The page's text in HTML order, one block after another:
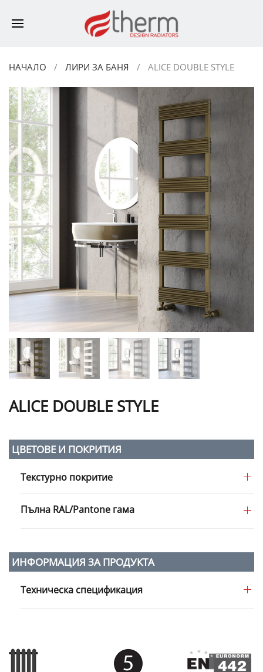
НАЧАЛО ЛИРИ ЗА БАНЯ ALICE DOUBLE STYLE
ALICE DOUBLE STYLE
ЦВЕТОВЕ И ПОКРИТИЯ
Текстурно покритие
Пълна RAL/Pantone гама
ИНФОРМАЦИЯ ЗА ПРОДУКТА
Техническа спецификация